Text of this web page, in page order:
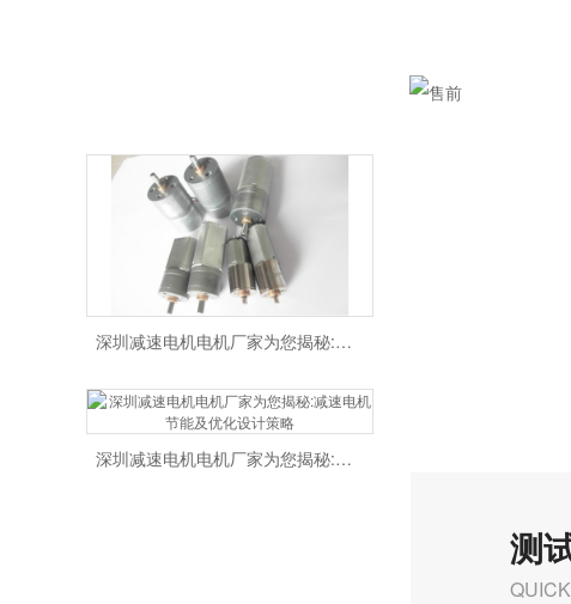
测
深圳减速电机电机厂家为您揭秘:减速电机的可靠性与故障分析
深圳减速电机电机厂家为您揭秘:减速电机节能及优化设计策略